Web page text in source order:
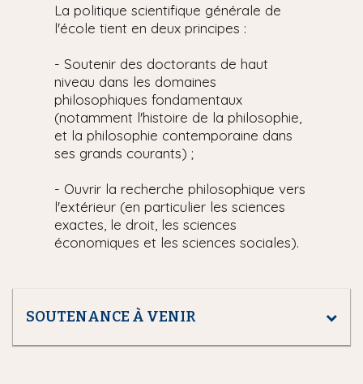
La politique scientifique générale de
l'école tient en deux principes :
- Soutenir des doctorants de haut
niveau dans les domaines
philosophiques fondamentaux
(notamment l'histoire de la philosophie,
et la philosophie contemporaine dans
ses grands courants) ;
- Ouvrir la recherche philosophique vers
l'extérieur (en particulier les sciences
exactes, le droit, les sciences
économiques et les sciences sociales).
SOUTENANCE À VENIR